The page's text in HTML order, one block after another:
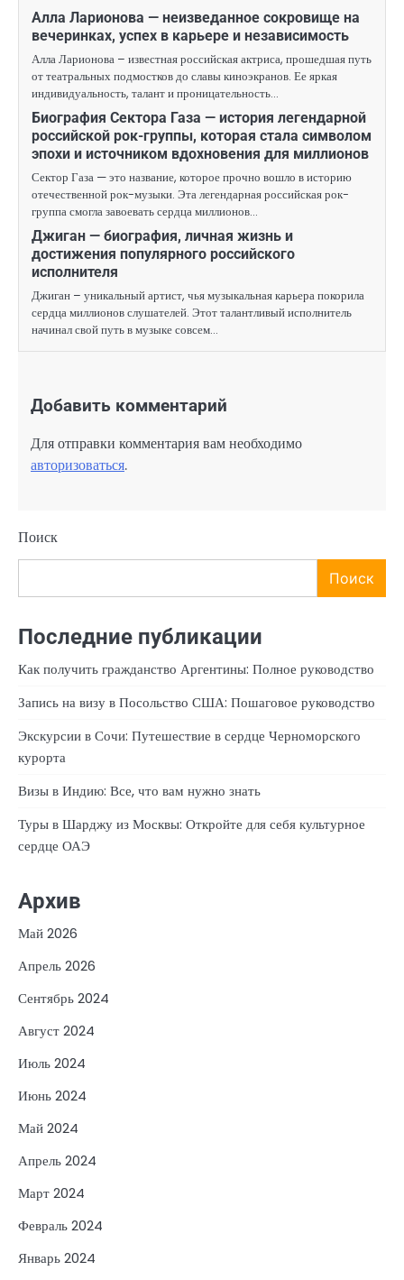
Алла Ларионова — неизведанное сокровище на
вечеринках, успех в карьере и независимость
Алла Ларионова – известная российская актриса, прошедшая путь
от театральных подмостков до славы киноэкранов. Ее яркая
индивидуальность, талант и проницательность…
Биография Сектора Газа — история легендарной
российской рок-группы, которая стала символом
эпохи и источником вдохновения для миллионов
Сектор Газа — это название, которое прочно вошло в историю
отечественной рок-музыки. Эта легендарная российская рок-
группа смогла завоевать сердца миллионов…
Джиган — биография, личная жизнь и
достижения популярного российского
исполнителя
Джиган – уникальный артист, чья музыкальная карьера покорила
сердца миллионов слушателей. Этот талантливый исполнитель
начинал свой путь в музыке совсем…
Добавить комментарий
Для отправки комментария вам необходимо
авторизоваться.
Поиск
Поиск
Последние публикации
Как получить гражданство Аргентины: Полное руководство
Запись на визу в Посольство США: Пошаговое руководство
Экскурсии в Сочи: Путешествие в сердце Черноморского
курорта
Визы в Индию: Все, что вам нужно знать
Туры в Шарджу из Москвы: Откройте для себя культурное
сердце ОАЭ
Архив
Май 2026
Апрель 2026
Сентябрь 2024
Август 2024
Июль 2024
Июнь 2024
Май 2024
Апрель 2024
Март 2024
Февраль 2024
Январь 2024